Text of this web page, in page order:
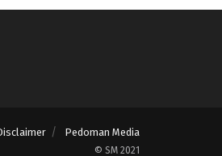
Pedoman Media
© SM 2021